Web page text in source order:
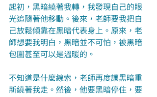
起初，黑暗繞著我轉，我發現自己的眼
光追隨著他移動。後來，老師要我把自
己放鬆傾靠在黑暗代表身上。原來，老
師想要我明白，黑暗並不可怕，被黑暗
包圍甚至可以是溫暖的。
不知道是什麼線索，老師再度讓黑暗重
新繞著我走。然後，他要黑暗停住，要